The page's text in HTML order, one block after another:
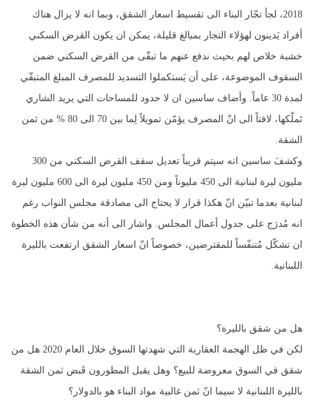
2018، لجأ تجّار البناء الى تقسيط اسعار الشقق، وبما انه لا يزال هناك
أفراد يَدينون لهؤلاء التجار بمبالغ قليلة، يمكن ان يكون القرض السكني
خشبة خلاص لهم بحيث ندفع عنهم ما تبقّى من القرض السكني ضمن
السقوف الموضوعة، على أن يَستكملوا التسديد للمصرف المبلغ المتبقّي
لمدة 30 عاماً. وأضاف ساسين ان لا حدود للمساحات التي يريد الشاري
تَملّكها، لافتاً الى انّ المصرف يؤمّن تمويلاً لِما بين 70 الى 80 % من ثمن
الشقة.
وكشفَ ساسين انه سيتم قريباً تعديل سقف القرض السكني من 300
مليون ليرة لبنانية الى 450 مليوناً ومن 450 مليون ليرة الى 600 مليون ليرة
لبنانية بعدما تبيّن انّ هكذا قرار لا يحتاج الى مصادقة مجلس النواب رغم
انه مُدرَج على جدول أعمال المجلس. واشار الى أنه من شأن هذه الخطوة
ان تشكّل مُتنفّساً للمقترضين، خصوصاً انّ اسعار الشقق ارتفعت بالليرة
اللبنانية.
هل من شقق بالليرة؟
لكن في ظل الهجمة العقارية التي شهدتها السوق خلال العام 2020 هل من
شقق في السوق معروضة للبيع؟ وهل يقبل المطورون قَبض ثمن الشقة
بالليرة اللبنانية لا سيما انّ ثمن غالبية مواد البناء هو بالدولار؟